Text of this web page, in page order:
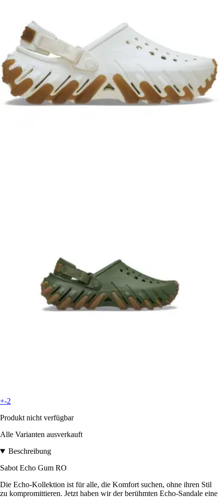
+-2
Produkt nicht verfügbar
Alle Varianten ausverkauft
Beschreibung
Sabot Echo Gum RO
Die Echo-Kollektion ist für alle, die Komfort suchen, ohne ihren Stil
zu kompromittieren. Jetzt haben wir der berühmten Echo-Sandale eine